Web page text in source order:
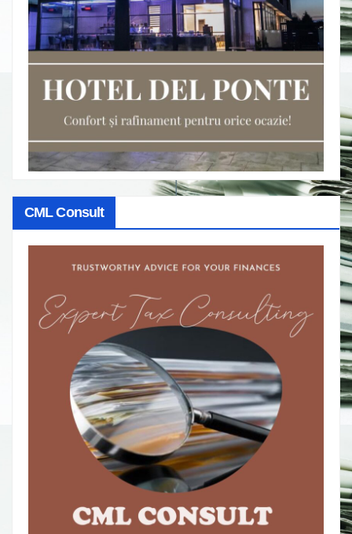
CML Consult